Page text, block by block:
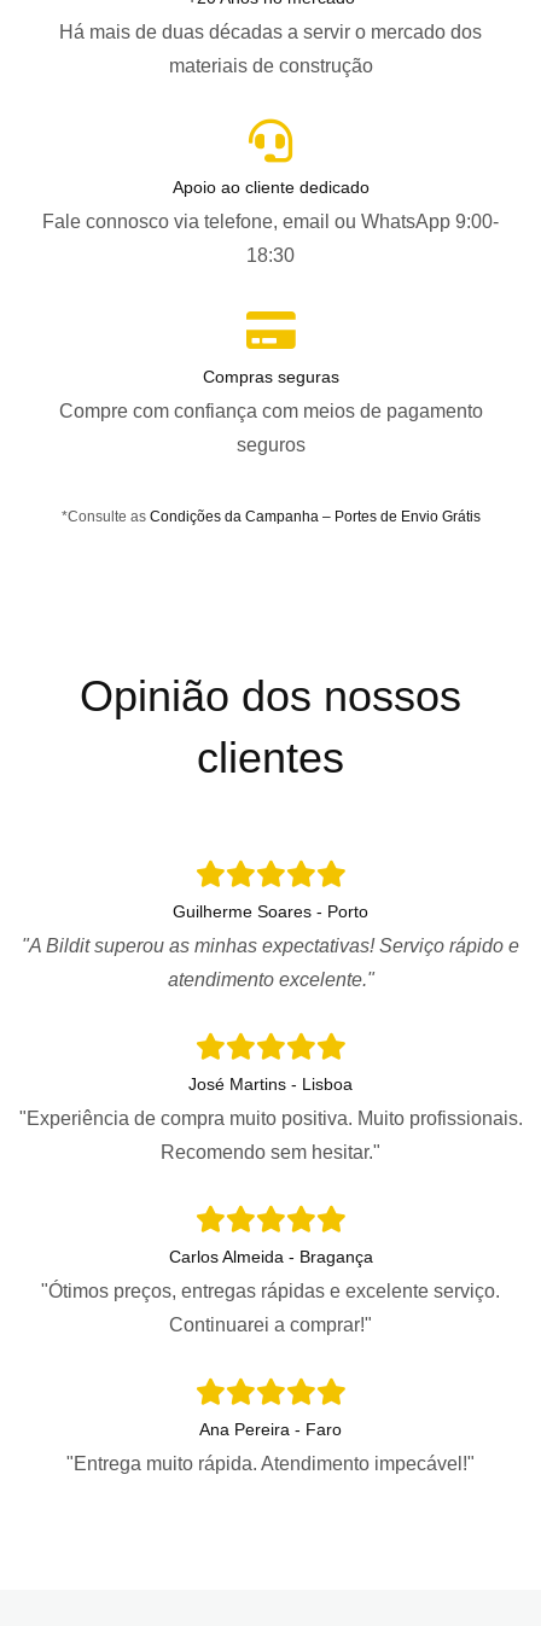
Há mais de duas décadas a servir o mercado dos
materiais de construção
Apoio ao cliente dedicado
Fale connosco via telefone, email ou WhatsApp 9:00-
18:30
Compras seguras
Compre com confiança com meios de pagamento
seguros
*Consulte as Condições da Campanha – Portes de Envio Grátis
Opinião dos nossos
clientes
Guilherme Soares - Porto
"A Bildit superou as minhas expectativas! Serviço rápido e
atendimento excelente."
José Martins - Lisboa
"Experiência de compra muito positiva. Muito profissionais.
Recomendo sem hesitar."
Carlos Almeida - Bragança
"Ótimos preços, entregas rápidas e excelente serviço.
Continuarei a comprar!"
Ana Pereira - Faro
"Entrega muito rápida. Atendimento impecável!"